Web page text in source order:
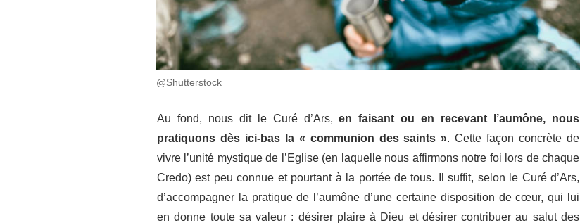
@Shutterstock
Au fond, nous dit le Curé d’Ars,en faisant ou en recevant l’aumône, nous
pratiquons dès ici-bas la « communion des saints ». Cette façon concrète de
vivre l’unité mystique de l’Eglise (en laquelle nous affirmons notre foi lors de chaque
Credo) est peu connue et pourtant à la portée de tous. Il suffit, selon le Curé d’Ars,
d’accompagner la pratique de l’aumône d’une certaine disposition de cœur, qui lui
en donne toute sa valeur : désirer plaire à Dieu et désirer contribuer au salut des